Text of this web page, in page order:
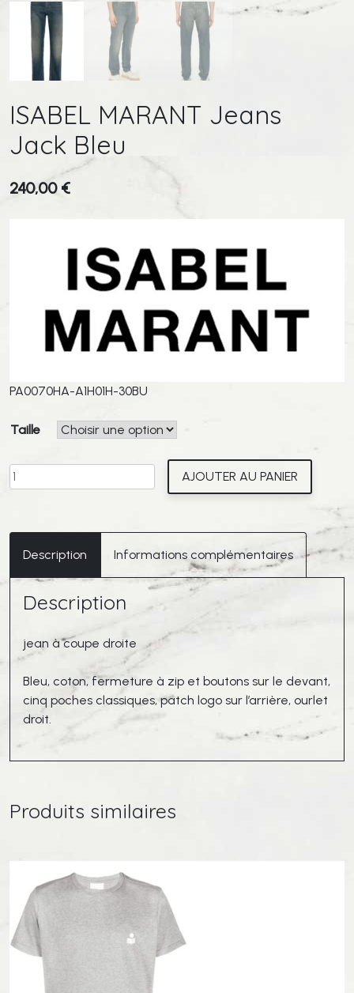
ISABEL MARANT Jeans
Jack Bleu
240,00 €
PA0070HA-A1H01H-30BU
Taille
quantité
de
MARANT
Jeans
Bleu
AJOUTER AU PANIER
Description Informations complémentaires
Description
jean à coupe droite
Bleu, coton, fermeture à zip et boutons sur le devant,
cinq poches classiques, patch logo sur l’arrière, ourlet
droit.
Produits similaires